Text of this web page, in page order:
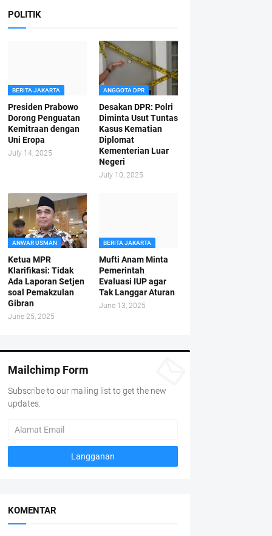
POLITIK
BERITA JAKARTA
Presiden Prabowo
Dorong Penguatan
Kemitraan dengan
Uni Eropa
July 14, 2025
ANGGOTA DPR
Desakan DPR: Polri
Diminta Usut Tuntas
Kasus Kematian
Diplomat
Kementerian Luar
Negeri
July 10, 2025
ANWAR USMAN
Ketua MPR
Klarifikasi: Tidak
Ada Laporan Setjen
soal Pemakzulan
Gibran
June 25, 2025
BERITA JAKARTA
Mufti Anam Minta
Pemerintah
Evaluasi IUP agar
Tak Langgar Aturan
June 13, 2025
Mailchimp Form
Subscribe to our mailing list to get the new
updates.
KOMENTAR